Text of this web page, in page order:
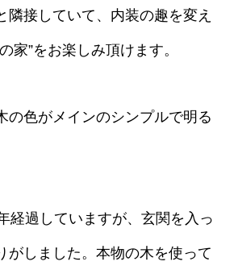
隣接していて、内装の趣を変え
家”をお楽しみ頂けます。
の色がメインのシンプルで明る
経過していますが、玄関を入っ
がしました。本物の木を使って